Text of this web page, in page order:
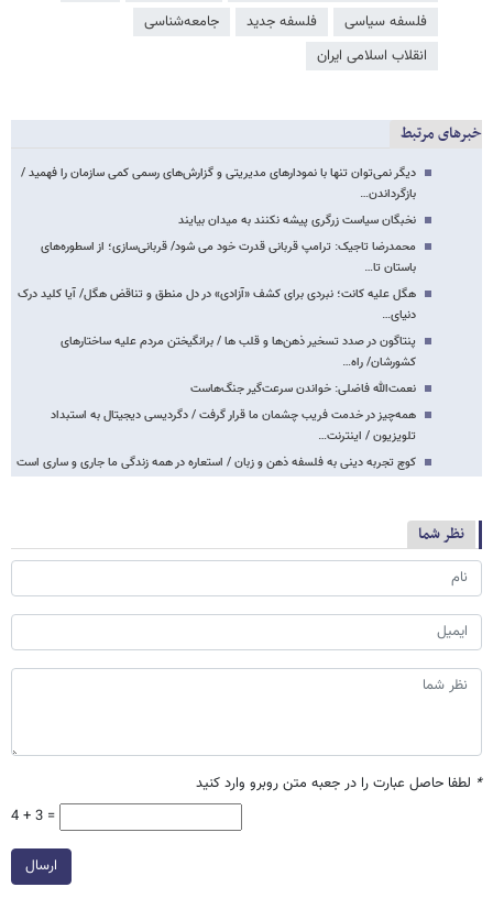
فلسفه سیاسی
فلسفه جدید
جامعه‌شناسی
انقلاب اسلامی ایران
خبرهای مرتبط
دیگر نمی‌توان تنها با نمودارهای مدیریتی و گزارش‌های رسمی کمی سازمان را فهمید /
بازگرداندن…
نخبگان سیاست زرگری پیشه نکنند به میدان بیایند
محمدرضا تاجیک: ترامپ قربانی قدرت خود می شود/ قربانی‌سازی؛ از اسطوره‌های
باستان تا…
هگل علیه کانت؛ نبردی برای کشف «آزادی» در دل منطق و تناقض هگل/ آیا کلید درک
دنیای…
پنتاگون در صدد تسخیر ذهن‌ها و قلب ها / برانگیختن مردم علیه ساختارهای
کشورشان/ راه…
نعمت‌الله فاضلی: خواندن سرعت‌گیر جنگ‌هاست
همه‌چیز در خدمت فریب چشمان ما قرار گرفت / دگردیسی دیجیتال به استبداد
تلویزیون / اینترنت…
کوچ تجربه دینی به فلسفه ذهن و زبان / استعاره در همه زندگی ما جاری و ساری است
نظر شما
* لطفا حاصل عبارت را در جعبه متن روبرو وارد کنید
4 + 3 =
ارسال